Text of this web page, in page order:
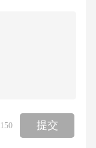
脱落，应
提交